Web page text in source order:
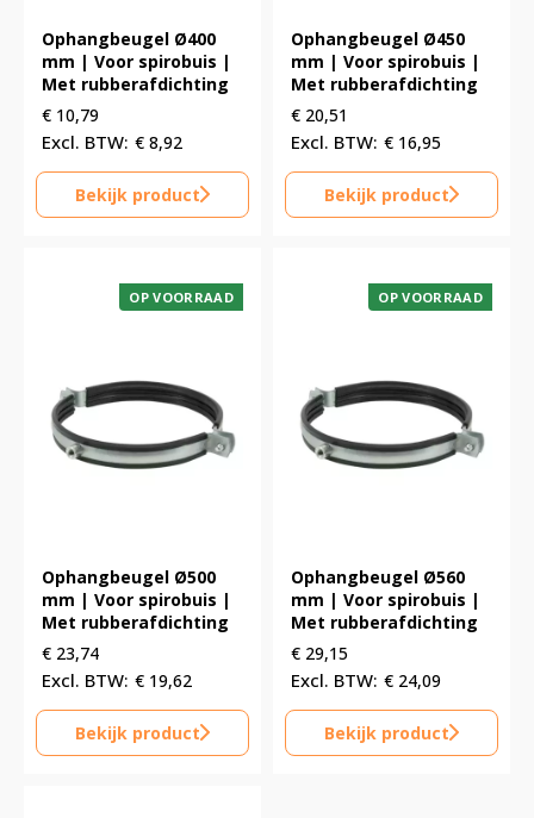
Ophangbeugel Ø400
mm | Voor spirobuis |
Met rubberafdichting
€ 10,79
€ 8,92
Bekijk product
Ophangbeugel Ø450
mm | Voor spirobuis |
Met rubberafdichting
€ 20,51
€ 16,95
Bekijk product
OP VOORRAAD
Ophangbeugel Ø500
mm | Voor spirobuis |
Met rubberafdichting
€ 23,74
€ 19,62
Bekijk product
OP VOORRAAD
Ophangbeugel Ø560
mm | Voor spirobuis |
Met rubberafdichting
€ 29,15
€ 24,09
Bekijk product